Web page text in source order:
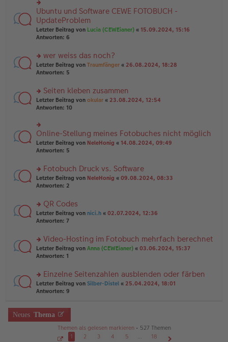
tr
a
g
el
es
e
n
er
tr
a
g
rs
te
r
u
n
el
es
e
B
ei
tr
g
Ubuntu und Software CEWE FOTOBUCH -
UpdateProblem
Letzter Beitrag von Lucia (CEWEianer) « 15.09.2024, 15:16
Antworten: 6
rs
te
n
g
el
e
n
er
B
a
g
wer weiss das noch?
Letzter Beitrag von Traumfänger « 26.08.2024, 18:28
Antworten: 5
rs
te
u
n
g
el
es
n
er
B
a
g
Seiten kleben zusammen
Letzter Beitrag von okular « 23.08.2024, 12:54
Antworten: 10
rs
te
r
g
el
es
n
er
B
ei
a
g
Online-Stellung meines Fotobuches nicht möglich
Letzter Beitrag von NeleHonig « 14.08.2024, 09:49
Antworten: 5
rs
te
n
g
el
e
n
er
tr
a
g
Fotobuch Druck vs. Software
Letzter Beitrag von NeleHonig « 09.08.2024, 08:33
Antworten: 2
rs
te
n
g
el
e
n
er
tr
a
QR Codes
Letzter Beitrag von nici.h « 02.07.2024, 12:36
Antworten: 7
rs
te
n
g
el
e
n
er
Video-Hosting im Fotobuch mehrfach berechnet
Letzter Beitrag von Anna (CEWEianer) « 03.06.2024, 15:37
Antworten: 1
rs
te
n
g
Einzelne Seitenzahlen ausblenden oder färben
Letzter Beitrag von Silber-Distel « 25.04.2024, 18:01
Antworten: 9
Neues Thema
Themen als gelesen markieren• 527 Themen
1 2 3 4 5 …
18